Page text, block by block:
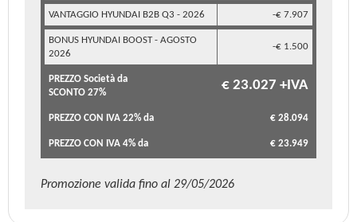
VANTAGGIO HYUNDAI B2B Q3 - 2026 -€ 7.907
BONUS HYUNDAI BOOST - AGOSTO
2026
-€ 1.500
PREZZO Società da
SCONTO 27%
€ 23.027 +IVA
PREZZO CON IVA 22% da € 28.094
PREZZO CON IVA 4% da € 23.949
Promozione valida fino al 29/05/2026